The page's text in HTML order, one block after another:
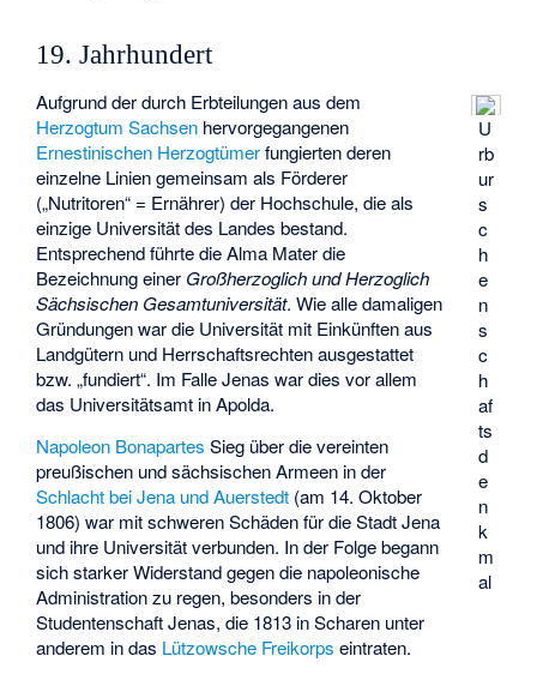
19. Jahrhundert
U
rb
ur
s
c
h
e
n
s
c
h
af
ts
d
e
n
k
m
al
Aufgrund der durch Erbteilungen aus dem
Herzogtum Sachsen hervorgegangenen
Ernestinischen Herzogtümerfungierten deren
einzelne Linien gemeinsam als Förderer
(„Nutritoren“ = Ernährer) der Hochschule, die als
einzige Universität des Landes bestand.
Entsprechend führte die Alma Mater die
Bezeichnung einer Großherzoglich und Herzoglich
Sächsischen Gesamtuniversität. Wie alle damaligen
Gründungen war die Universität mit Einkünften aus
Landgütern und Herrschaftsrechten ausgestattet
bzw. „fundiert“. Im Falle Jenas war dies vor allem
das Universitätsamt in Apolda.
Napoleon Bonapartes Sieg über die vereinten
preußischen und sächsischen Armeen in der
Schlacht bei Jena und Auerstedt (am 14. Oktober
1806) war mit schweren Schäden für die Stadt Jena
und ihre Universität verbunden. In der Folge begann
sich starker Widerstand gegen die napoleonische
Administration zu regen, besonders in der
Studentenschaft Jenas, die 1813 in Scharen unter
anderem in das Lützowsche Freikorps eintraten.